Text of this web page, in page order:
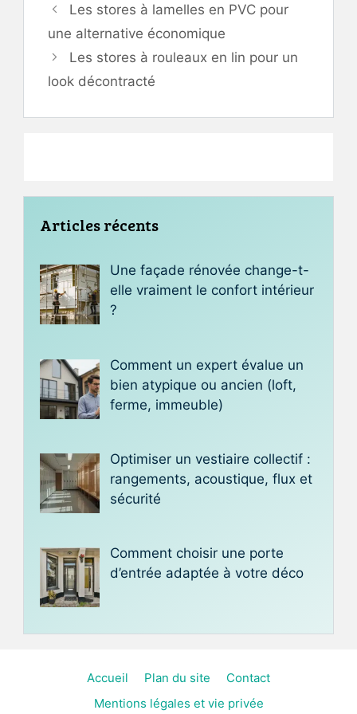
Les stores à lamelles en PVC pour
une alternative économique
Les stores à rouleaux en lin pour un
look décontracté
Articles récents
Une façade rénovée change-t-
elle vraiment le confort intérieur
?
Comment un expert évalue un
bien atypique ou ancien (loft,
ferme, immeuble)
Optimiser un vestiaire collectif :
rangements, acoustique, flux et
sécurité
Comment choisir une porte
d’entrée adaptée à votre déco
Accueil Plan du site
Contact
Mentions légales et vie privée